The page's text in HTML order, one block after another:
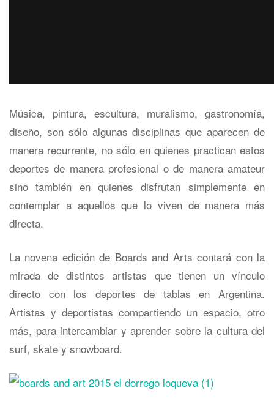
Música, pintura, escultura, muralismo, gastronomía,
diseño, son sólo algunas disciplinas que aparecen de
manera recurrente, no sólo en quienes practican estos
deportes de manera profesional o de manera amateur
sino también en quienes disfrutan simplemente en
contemplar a aquellos que lo viven de manera más
directa.
La novena edición de Boards and Arts contará con la
mirada de distintos artistas que tienen un vínculo
directo con los deportes de tablas en Argentina.
Artistas y deportistas compartiendo un espacio, otro
más, para intercambiar y aprender sobre la cultura del
surf, skate y snowboard.